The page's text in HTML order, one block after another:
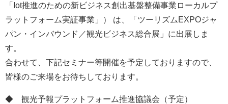
「Iot推進のための新ビジネス創出基盤整備事業ローカルプ
ラットフォーム実証事業」） は、「ツーリズムEXPOジャ
パン・インバウンド／観光ビジネス総合展」に出展しま
す。
合わせて、下記セミナー等開催を予定しておりますので、
皆様のご来場をお待ちしております。
◆ 観光予報プラットフォーム推進協議会（予定）